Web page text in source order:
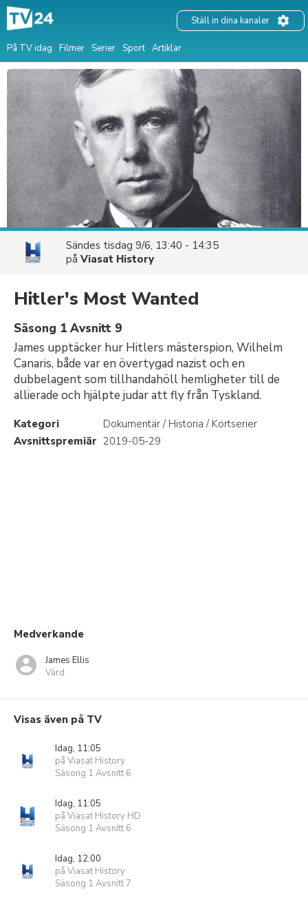
På TV idag Filmer Serier Sport Artiklar
Ställ in dina kanaler
Sändes tisdag 9/6, 13:40 - 14:35
på Viasat History
Hitler's Most Wanted
Säsong 1 Avsnitt 9
James upptäcker hur Hitlers mästerspion, Wilhelm
Canaris, både var en övertygad nazist och en
dubbelagent som tillhandahöll hemligheter till de
allierade och hjälpte judar att fly från Tyskland.
Kategori
Dokumentär / Historia / Kortserier
Avsnittspremiär 2019-05-29
Medverkande
James Ellis
Värd
Visas även på TV
Idag, 11:05
på Viasat History
Säsong 1 Avsnitt 6
Idag, 11:05
på Viasat History HD
Säsong 1 Avsnitt 6
Idag, 12:00
på Viasat History
Säsong 1 Avsnitt 7